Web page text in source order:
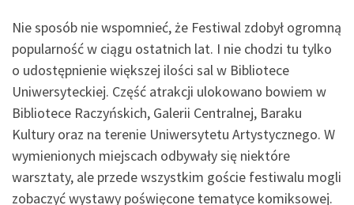
Nie sposób nie wspomnieć, że Festiwal zdobył ogromną
popularność w ciągu ostatnich lat. I nie chodzi tu tylko
o udostępnienie większej ilości sal w Bibliotece
Uniwersyteckiej. Część atrakcji ulokowano bowiem w
Bibliotece Raczyńskich, Galerii Centralnej, Baraku
Kultury oraz na terenie Uniwersytetu Artystycznego. W
wymienionych miejscach odbywały się niektóre
warsztaty, ale przede wszystkim goście festiwalu mogli
zobaczyć wystawy poświęcone tematyce komiksowej.